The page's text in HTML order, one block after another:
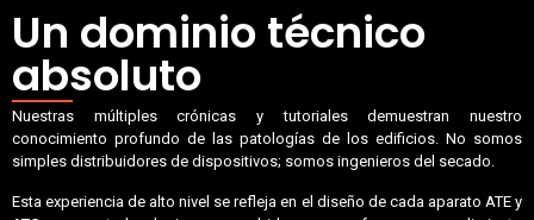
Un dominio técnico
absoluto
Nuestras múltiples crónicas y tutoriales demuestran nuestro
conocimiento profundo de las patologías de los edificios. No somos
simples distribuidores de dispositivos; somos ingenieros del secado.
Esta experiencia de alto nivel se refleja en el diseño de cada aparato ATE y